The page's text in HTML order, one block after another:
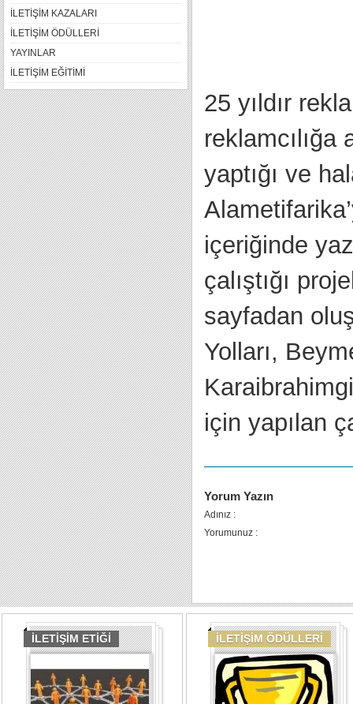
25 yıldır
reklamcılığa
yaptığı ve
içeriğinde
çalıştığı
sayfadan
Yolları,
için yapılan
Yorum Yazın
Adınız :
Yorumunuz :
İLETİŞİM KAZALARI
İLETİŞİM ÖDÜLLERİ
YAYINLAR
İLETİŞİM EĞİTİMİ
İLETİŞİM ETİĞİ İLETİŞİM ÖDÜLLERİ